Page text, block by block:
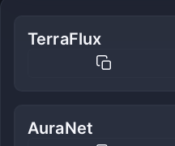
TerraFlux
AuraNet